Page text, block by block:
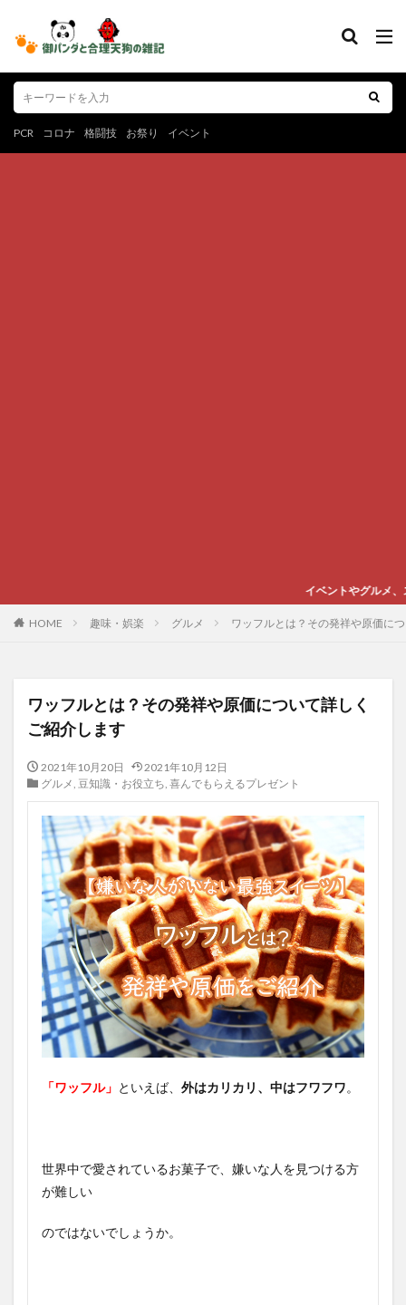
PCR コロナ 格闘技 お祭り イベント
イベントやグルメ、スポーツなど心躍るエ
HOME 趣味・娯楽 グルメ ワッフルとは？その発祥や原価に
ワッフルとは？その発祥や原価について詳しく
ご紹介します
2021年10月20日
2021年10月12日
グルメ, 豆知識・お役立ち, 喜んでもらえるプレゼント
「ワッフル」 といえば、 外はカリカリ、中はフワフワ。
世界中で愛されているお菓子で、嫌いな人を見つける方
が難しい
のではないでしょうか。